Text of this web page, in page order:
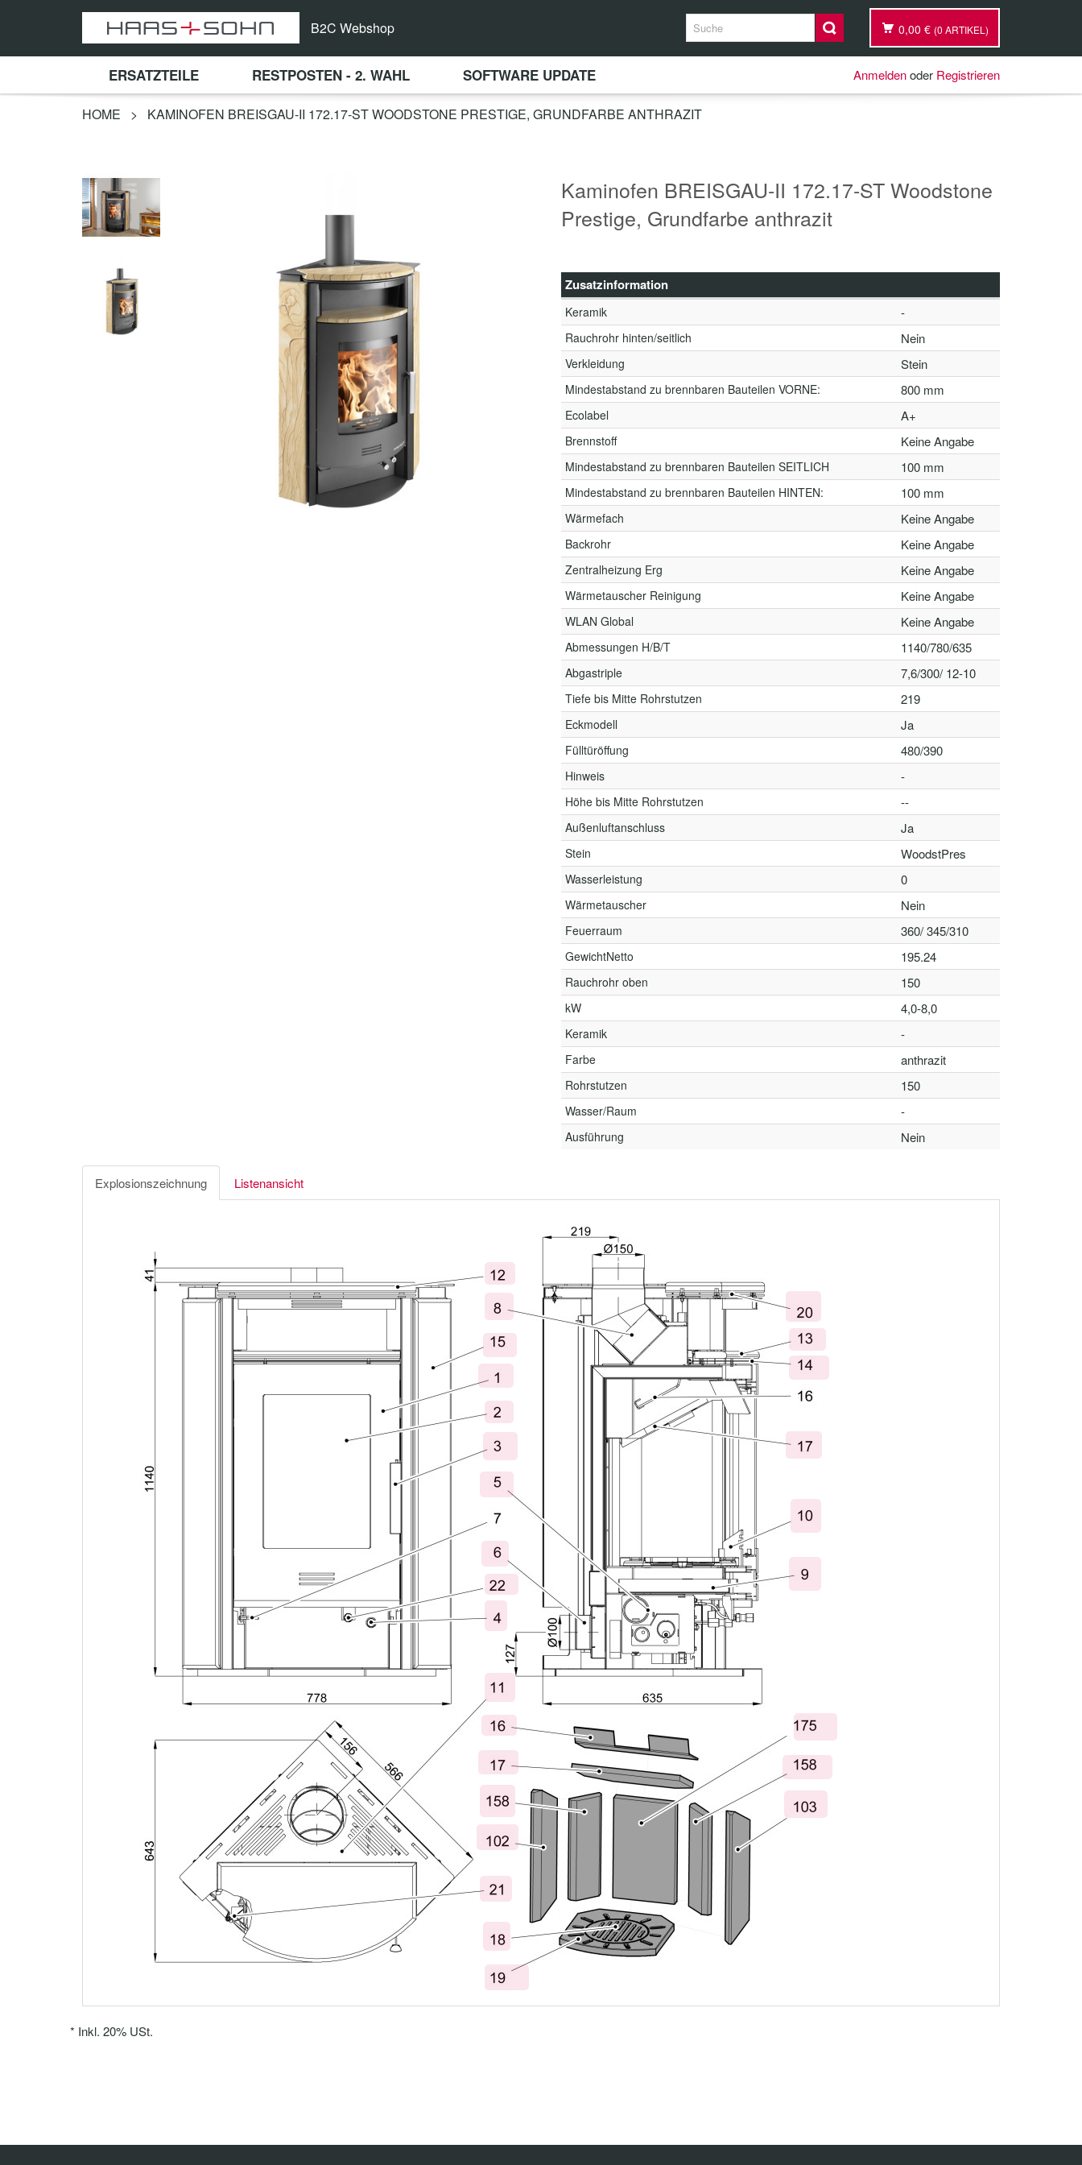
B2C Webshop 0,00 € (0 ARTIKEL)
ERSATZTEILE RESTPOSTEN - 2. WAHL SOFTWARE UPDATE Anmeldenoder Registrieren
HOME > KAMINOFEN BREISGAU-II 172.17-ST WOODSTONE PRESTIGE, GRUNDFARBE ANTHRAZIT
Kaminofen BREISGAU-II 172.17-ST Woodstone
Prestige, Grundfarbe anthrazit
Zusatzinformation
Keramik -
Rauchrohr hinten/seitlich Nein
Verkleidung Stein
Mindestabstand zu brennbaren Bauteilen VORNE: 800 mm
Ecolabel A+
Brennstoff Keine Angabe
Mindestabstand zu brennbaren Bauteilen SEITLICH 100 mm
Mindestabstand zu brennbaren Bauteilen HINTEN: 100 mm
Wärmefach Keine Angabe
Backrohr Keine Angabe
Zentralheizung Erg Keine Angabe
Wärmetauscher Reinigung Keine Angabe
WLAN Global Keine Angabe
Abmessungen H/B/T 1140/780/635
Abgastriple 7,6/300/ 12-10
Tiefe bis Mitte Rohrstutzen 219
Eckmodell Ja
Fülltüröffung 480/390
Hinweis -
Höhe bis Mitte Rohrstutzen --
Außenluftanschluss Ja
Stein WoodstPres
Wasserleistung 0
Wärmetauscher Nein
Feuerraum 360/ 345/310
GewichtNetto 195.24
Rauchrohr oben 150
kW 4,0-8,0
Keramik -
Farbe anthrazit
Rohrstutzen 150
Wasser/Raum -
Ausführung Nein
Explosionszeichnung Listenansicht
* Inkl. 20% USt.